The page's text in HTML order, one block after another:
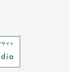
スを提供す
業務委託先